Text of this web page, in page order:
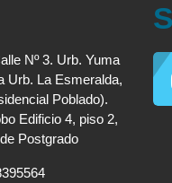
Nº 3. Urb. Yuma
Urb. La Esmeralda,
Poblado).
Edificio 4, piso 2,
Postgrado